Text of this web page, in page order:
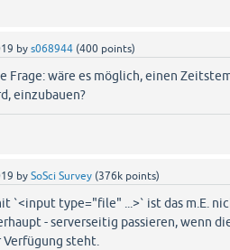
bys068944 (400 points)
Frage: wäre es möglich, einen
einzubauen?
bySoSci Survey (376k points)
`<input type="file" ...>` ist das m.E.
- serverseitig passieren, wenn
steht.